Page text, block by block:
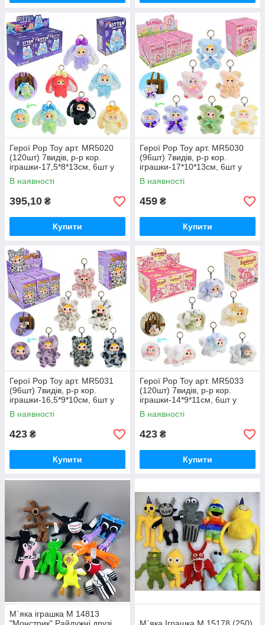
Герої Pop Toy арт. MR5020
(120шт) 7видів, р-р кор.
іграшки-17,5*8*13см, 6шт у
дисплей боксі 40*17*32см
В наявності
395,10 ₴
Купити
Герої Pop Toy арт. MR5030
(96шт) 7видів, р-р кор.
іграшки-17*10*13см, 6шт у
дисплей боксі 40*17*32см
В наявності
459 ₴
Купити
Герої Pop Toy арт. MR5031
(96шт) 7видів, р-р кор.
іграшки-16,5*9*10см, 6шт у
дисплей боксі 40*17*32см
В наявності
423 ₴
Купити
Герої Pop Toy арт. MR5033
(120шт) 7видів, р-р кор.
іграшки-14*9*11см, 6шт у
дисплей боксі 34*18,5*28см
В наявності
423 ₴
Купити
М`яка іграшка М 14813